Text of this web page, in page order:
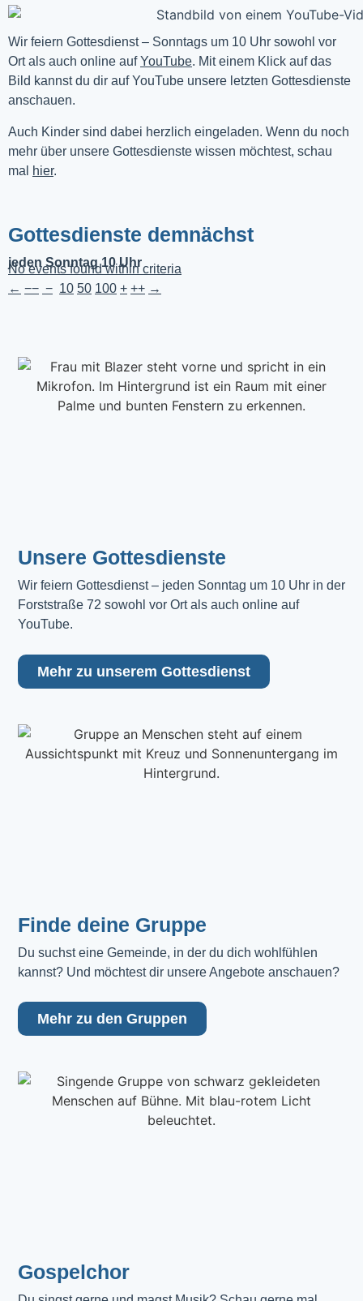
Wir feiern Gottesdienst – Sonntags um 10 Uhr sowohl vor
Ort als auch online auf YouTube. Mit einem Klick auf das
Bild kannst du dir auf YouTube unsere letzten Gottesdienste
anschauen.
Auch Kinder sind dabei herzlich eingeladen. Wenn du noch
mehr über unsere Gottesdienste wissen möchtest, schau
mal
hier.
Gottesdienste demnächst
jeden Sonntag 10 Uhr
No events found within criteria
← −− − 10 50 100 + ++ →
Unsere Gottesdienste
Wir feiern Gottesdienst – jeden Sonntag um 10 Uhr in der
Forststraße 72 sowohl vor Ort als auch online auf
YouTube.
Mehr zu unserem Gottesdienst
Finde deine Gruppe
Du suchst eine Gemeinde, in der du dich wohlfühlen
kannst? Und möchtest dir unsere Angebote anschauen?
Mehr zu den Gruppen
Gospelchor